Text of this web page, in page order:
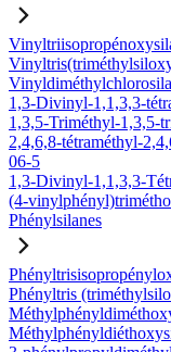
1,3-Divinyl-1,1,3,3-
1,3,5-Triméthyl-1,3,5-
2,4,6,8-tétraméthyl-
06-5
1,3-Divinyl-1,1,3,3-
(4-
Phénylsilanes
Phényltris